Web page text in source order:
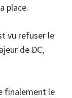
place.
vu refuser le
de DC,
finalement le